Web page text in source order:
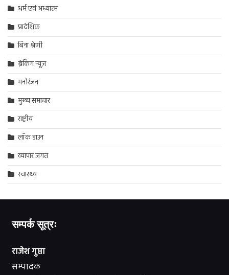
धर्म एवं अध्यात्म
प्रादेशिक
बिना श्रेणी
ब्रेकिंग न्यूज़
मनोरंजन
मुख्य समाचार
राष्ट्रीय
लॉक डाउन
व्यापार जगत
स्वास्थ्य
सम्पर्क सूत्रः
राजेश गुप्ता
सम्पादक